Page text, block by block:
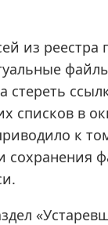
из реестра
стереть
списков в
к
сохранения